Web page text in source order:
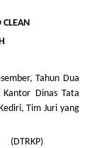
Tahun Dua
Dinas Tata
Tim Juri yang